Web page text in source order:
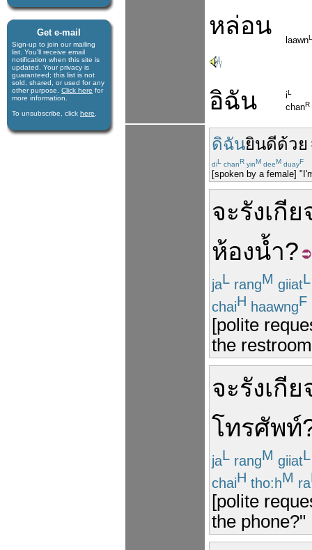
Get e-mail
Sign-up to join our mail­ing
list. You'll receive e­mail
notification when this site is
updated. Your privacy is
guaran­teed; this list is not
sold, shared, or used for any
other purpose. Click here for
more infor­mation.
To unsubscribe, click here
หล่อน
laawnL
อิฉัน iL
chanR
ดิฉันยินดีด้วย
diL chanR yinM deeM duayF
[spoken by a female]
จะรังเกี
ห้องน้ำ?
jaL rangM giiatL
chaiH haawngF
[polite
the
จะรังเกี
โทรศัพท์
jaL rangM giiatL
chaiH tho:hM ra
[polite
the phone?"